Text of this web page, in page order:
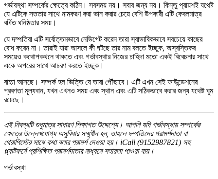
গর্ভাবস্থা সম্পর্কের ক্ষেত্রে কঠিন। সবসময় নয়। সবার জন্য নয়। কিন্তু প্রায়শই যথেষ্ট
যে এটিকে সততার সাথে নামকরণ করা ভান করার চেয়ে বেশি উপকারী এটি কেবলমাত্র
বর্ধিত ঘনিষ্ঠতার সময়।
যে দম্পতিরা এটি সর্বোত্তমভাবে নেভিগেট করেন তারা স্বাভাবিকভাবে সবচেয়ে কাছের
বোধ করেন না। তারাই যারা আসলে কী ঘটছে তার নাম বলতে ইচ্ছুক, অস্বস্তিকর
সময়েও কথোপকথনে থাকতে এবং গর্ভাবস্থার নিজের চাহিদা মতো একই বিবেচনার সাথে
একে অপরের সাথে আচরণ করতে ইচ্ছুক।
বাচ্চা আসছে। সম্পর্ক হল ভিত্তি যে তারা পৌঁছাবে। এটি এখন সেই ফাউন্ডেশনের
প্রবণতা মূল্যবান, যখন এখনও সময় এবং স্থান এবং এটি সঠিকভাবে করার জন্য যথেষ্ট ঘুম
রয়েছে।
এই নিবন্ধটি শুধুমাত্র সাধারণ শিক্ষাগত উদ্দেশ্যে। আপনি যদি গর্ভাবস্থায় সম্পর্কের
ক্ষেত্রে উল্লেখযোগ্য অসুবিধার সম্মুখীন হন, তাহলে দম্পতিদের পরামর্শদাতা বা
থেরাপিস্টের সাথে কথা বলার পরামর্শ দেওয়া হয়। iCall (9152987821) সহ
প্ল্যাটফর্মে প্রশিক্ষিত পরামর্শদাতার মাধ্যমে সহায়তা পাওয়া যায়।
গর্ভাবস্থা